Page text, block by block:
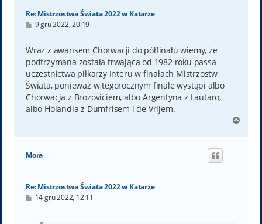
Re: Mistrzostwa Świata 2022 w Katarze
P
t
9 gru 2022, 20:19
Wraz z awansem Chorwacji do półfinału wiemy, że
podtrzymana została trwająca od 1982 roku passa
uczestnictwa piłkarzy Interu w finałach Mistrzostw
Świata, ponieważ w tegorocznym finale wystąpi albo
Chorwacja z Brozoviciem, albo Argentyna z Lautaro,
albo Holandia z Dumfrisem i de Vrijem.
g
Mora
Re: Mistrzostwa Świata 2022 w Katarze
P14 gru 2022, 12:11